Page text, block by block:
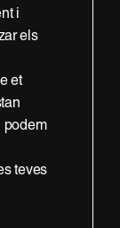
i
els
et
podem
teves